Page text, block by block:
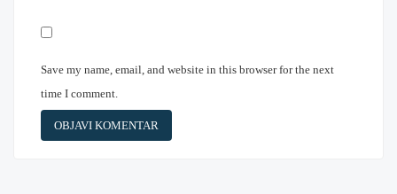
Save my name, email, and website in this browser for the next
time I comment.